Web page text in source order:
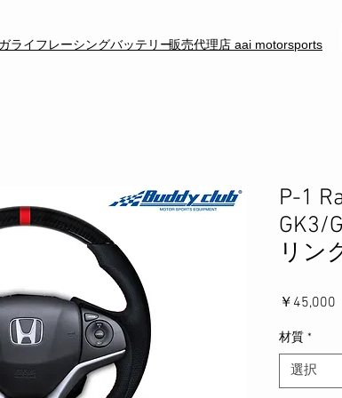
ライフレーシングバッテリー販売代理店 aai motorsports
P-1
GK3/
リン
￥45,000
材質 *
選択